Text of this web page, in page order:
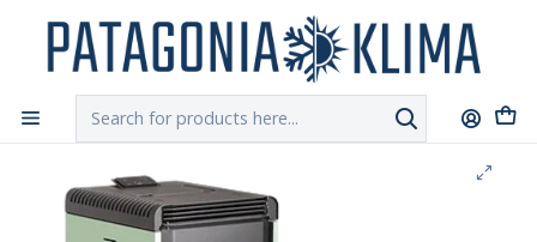
Chilexpress
Home Repuestos Estufa Pellet
Resistencia Encendido Estufa Pellet Bosca Hera +